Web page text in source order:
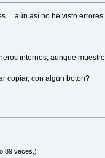
aún así no he visto errores
internos, aunque
copiar, con algún botón?
89 veces.)